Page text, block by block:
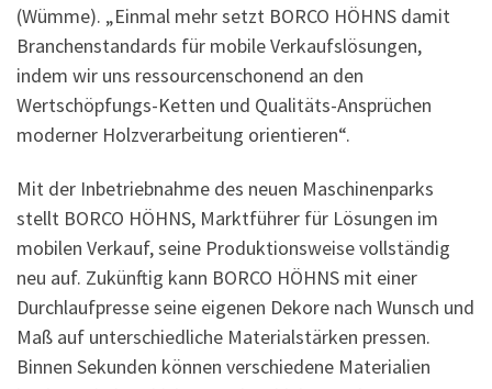
(Wümme). „Einmal mehr setzt BORCO HÖHNS damit
Branchenstandards für mobile Verkaufslösungen,
indem wir uns ressourcenschonend an den
Wertschöpfungs-Ketten und Qualitäts-Ansprüchen
moderner Holzverarbeitung orientieren“.
Mit der Inbetriebnahme des neuen Maschinenparks
stellt BORCO HÖHNS, Marktführer für Lösungen im
mobilen Verkauf, seine Produktionsweise vollständig
neu auf. Zukünftig kann BORCO HÖHNS mit einer
Durchlaufpresse seine eigenen Dekore nach Wunsch und
Maß auf unterschiedliche Materialstärken pressen.
Binnen Sekunden können verschiedene Materialien